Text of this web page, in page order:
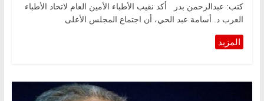
كتب: عبدالرحمن بدر أكد نقيب الأطباء الأمين العام لاتحاد الأطباء
العرب د. أسامة عبد الحي، أن اجتماع المجلس الأعلى